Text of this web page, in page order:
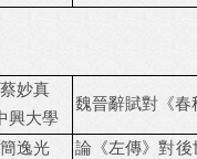
蔡妙真
興大學
魏晉辭賦對《春
簡逸光
論 《左傳》對